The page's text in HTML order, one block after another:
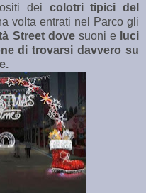
dei colotri tipici del
volta entrati nel Parco gli
Street dovesuoni e
luci
di trovarsi davvero su